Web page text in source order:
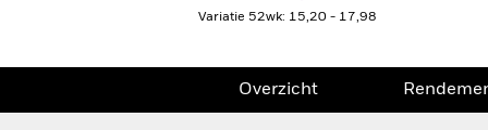
Variatie 52wk: 15,20 - 17,98
Overzicht